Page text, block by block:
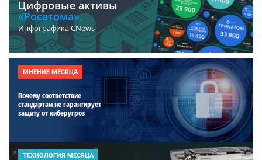
Цифровые активы
«Росатома».
Инфографика CNews
МНЕНИЕ МЕСЯЦА
Почему соответствие
стандартам не гарантирует
защиту от киберугроз
ТЕХНОЛОГИЯ МЕСЯЦА